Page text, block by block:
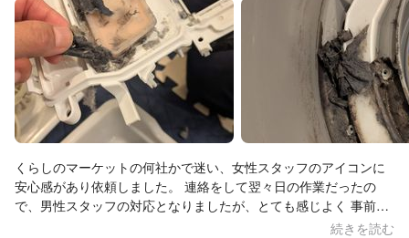
くらしのマーケットの何社かで迷い、女性スタッフのアイコンに
安心感があり依頼しました。 連絡をして翌々日の作業だったの
で、男性スタッフの対応となりましたが、とても感じよく 事前の
作業説明がわかりやすく、解体してからの洗浄も丁寧でした。 作
続きを読む